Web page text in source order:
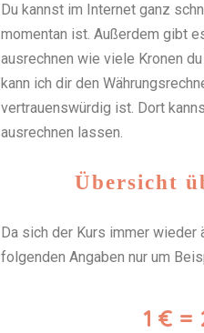
Du kannst im Internet ganz
momentan ist. Außerdem gibt
ausrechnen wie viele Kronen
kann ich dir den
vertrauenswürdig ist. Dort
ausrechnen lassen.
Übersicht
Da sich der Kurs immer wieder
folgenden Angaben nur um
1 € =